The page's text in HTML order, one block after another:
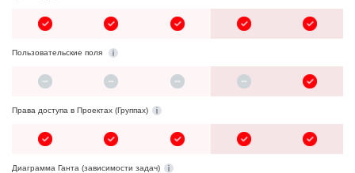
Пользовательские поля
Права доступа в Проектах (Группах)
Диаграмма Ганта (зависимости задач)